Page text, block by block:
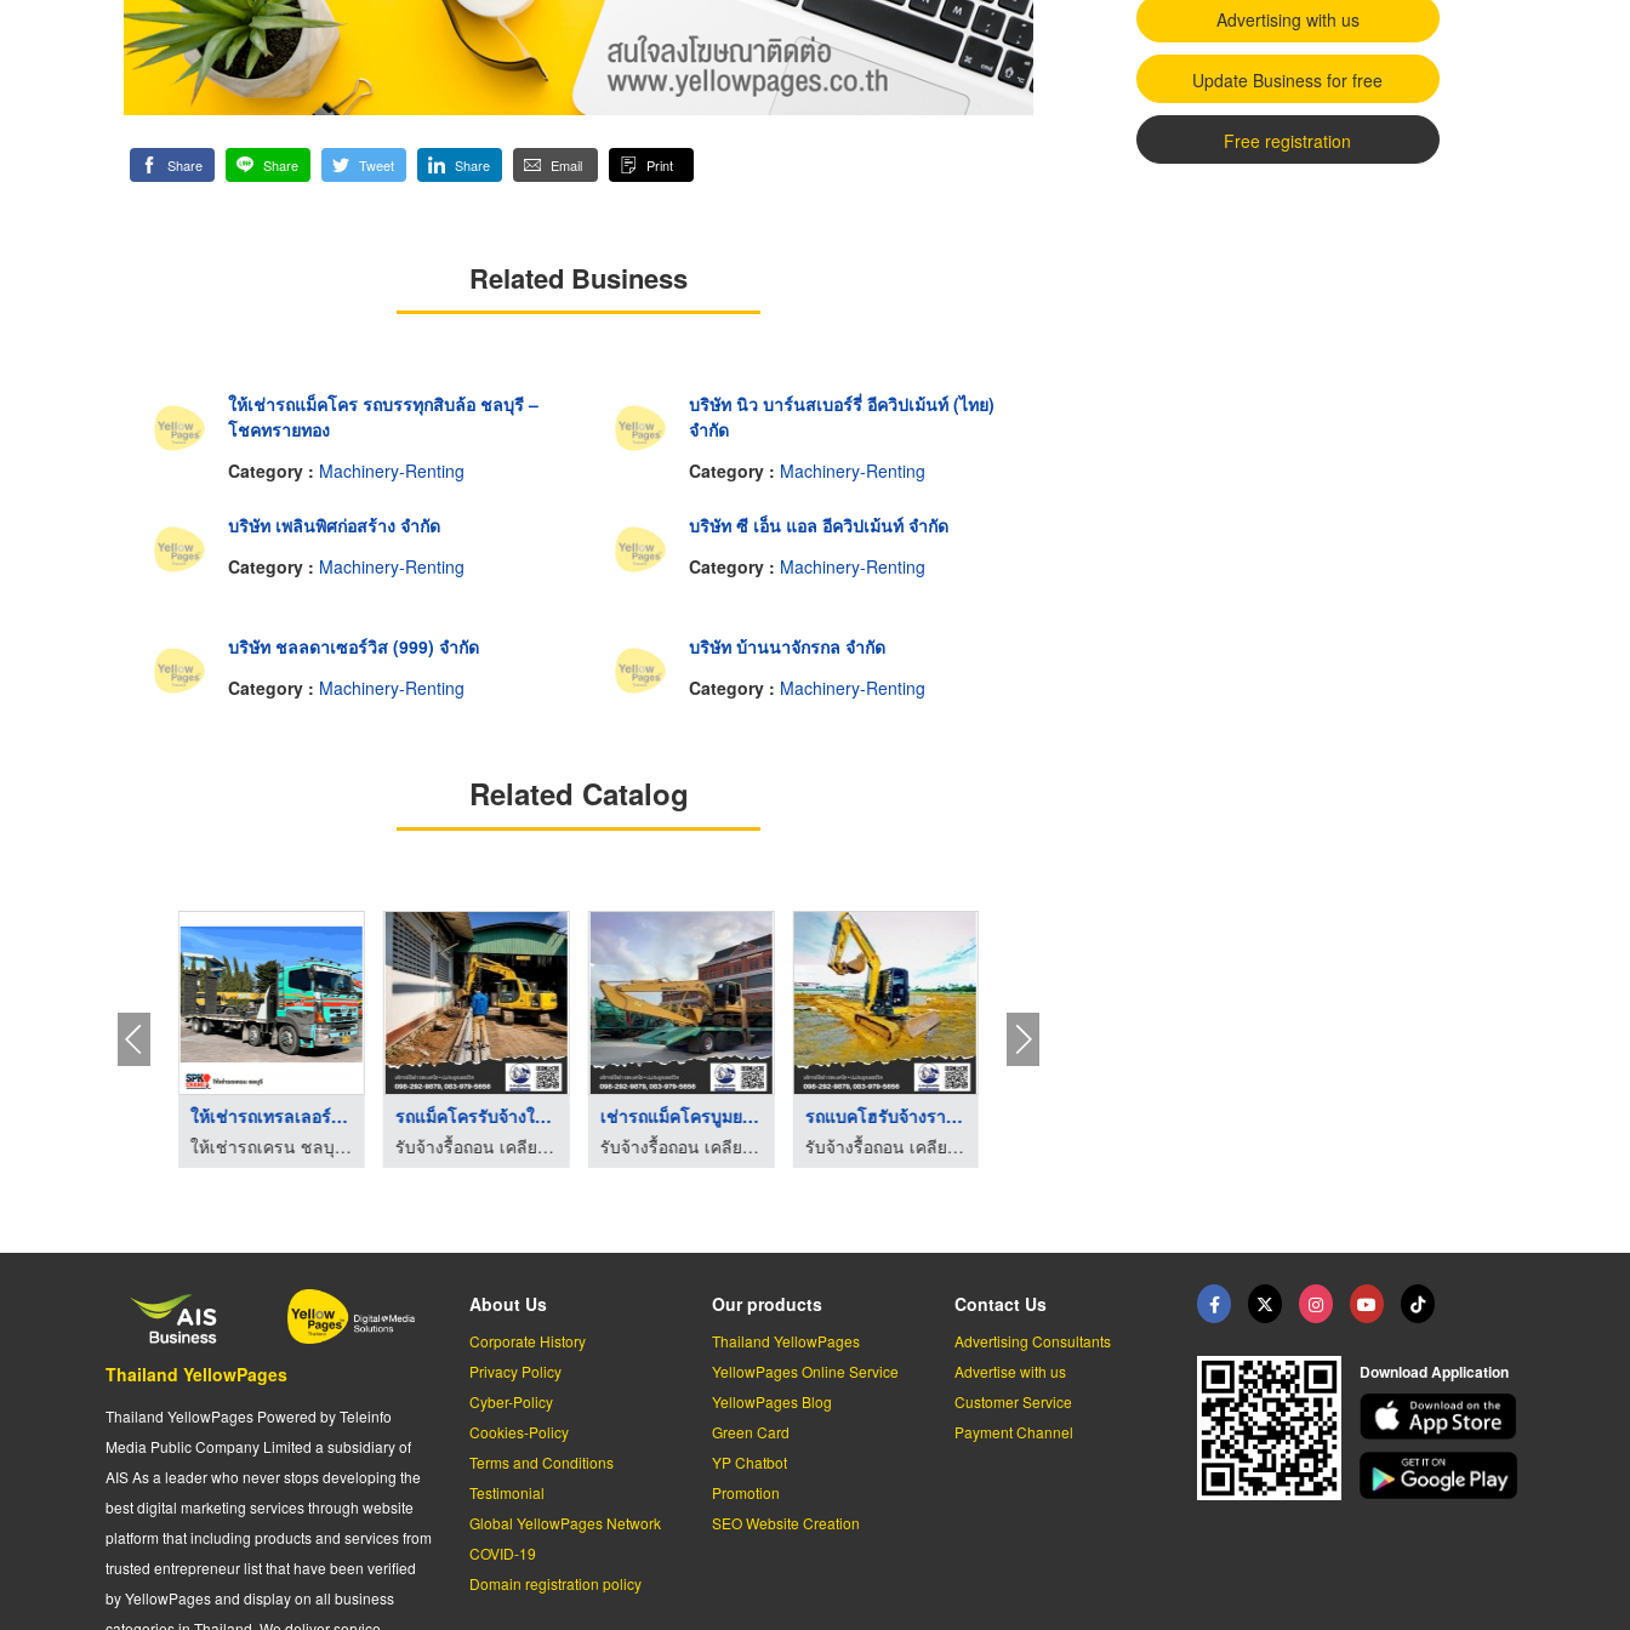
Share Share Tweet Share Email Print
Related Business
ให้เช่ารถแม็คโคร รถบรรทุกสิบล้อ ชลบุรี –
โชคทรายทอง
Category : Machinery-Renting
บริษัท นิว บาร์นสเบอร์รี่ อีควิปเม้นท์ (ไทย)
จำกัด
Category : Machinery-Renting
บริษัท เพลินพิศก่อสร้าง จำกัด
Category : Machinery-Renting
บริษัท ซี เอ็น แอล อีควิปเม้นท์ จำกัด
Category : Machinery-Renting
บริษัท ชลลดาเซอร์วิส (999) จำกัด
Category : Machinery-Renting
บริษัท บ้านนาจักรกล จำกัด
Category : Machinery-Renting
Related Catalog
ให้เช่ารถเทรลเลอร์หา ...
ให้เช่ารถเครน ชลบุรี - เอส.พี.เค.เครน
รถแม็คโครรับจ้างใกล้ ...
รับจ้างรื้อถอน เคลียร์ริ่งพื้นที่ ให้เช่าแบคโฮ-ป.ประยูรเซอร์วิส
เช่ารถแม็คโครบูมยาว ...
รับจ้างรื้อถอน เคลียร์ริ่งพื้นที่ ให้เช่าแบคโฮ-ป.ประยูรเซอร์วิส
รถแบคโฮรับจ้างราคาถู ...
รับจ้างรื้อถอน เคลียร์ริ่งพื้นที่ ให้เช่าแบคโฮ-ป.ประยูรเซอร์วิส
Advertising with us
Update Business for free
Free registration
Thailand YellowPages
Thailand YellowPages Powered by Teleinfo
Media Public Company Limited a subsidiary of
AIS As a leader who never stops developing the
best digital marketing services through website
platform that including products and services from
trusted entrepreneur list that have been verified
by YellowPages and display on all business
About Us
Corporate History
Privacy Policy
Cyber-Policy
Cookies-Policy
Terms and Conditions
Testimonial
Global YellowPages Network
COVID-19
Domain registration policy
Our products
Thailand YellowPages
YellowPages Online Service
YellowPages Blog
Green Card
YP Chatbot
Promotion
SEO Website Creation
Contact Us
Advertising Consultants
Advertise with us
Customer Service
Payment Channel
Download Application